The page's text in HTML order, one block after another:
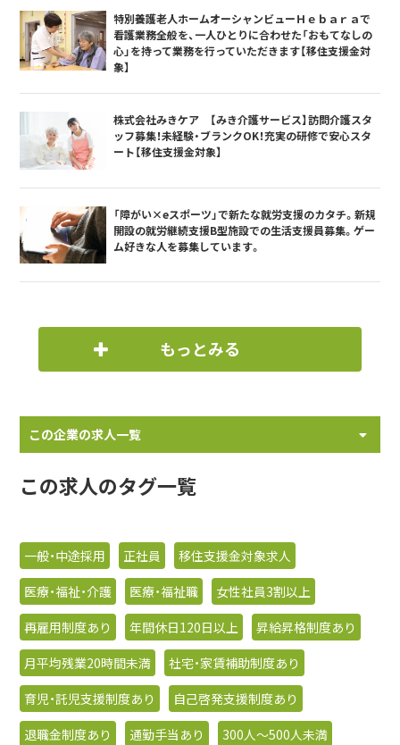
特別養護老人ホームオーシャンビューＨｅｂａｒａで
看護業務全般を、一人ひとりに合わせた「おもてなしの
心」を持って業務を行っていただきます【移住支援金対
象】
株式会社みきケア 【みき介護サービス】訪問介護スタ
ッフ募集！未経験・ブランクOK！充実の研修で安心スタ
ート【移住支援金対象】
「障がい×eスポーツ」で新たな就労支援のカタチ。新規
開設の就労継続支援B型施設での生活支援員募集。ゲー
ム好きな人を募集しています。
もっとみる
この企業の求人一覧
この求人のタグ一覧
一般・中途採用 正社員
移住支援金対象求人
医療・福祉・介護
医療・福祉職
女性社員3割以上
再雇用制度あり
年間休日120日以上
昇給昇格制度あり
月平均残業20時間未満
社宅・家賃補助制度あり
育児・託児支援制度あり
自己啓発支援制度あり
退職金制度あり
通勤手当あり
300人〜500人未満